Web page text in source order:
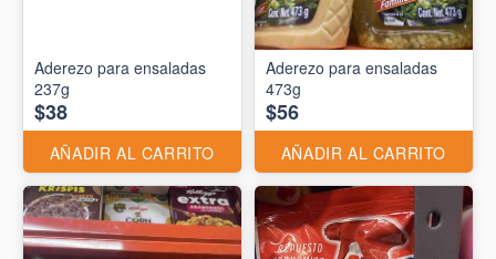
Aderezo para ensaladas
237g
$38
AÑADIR AL CARRITO
Aderezo para ensaladas
473g
$56
AÑADIR AL CARRITO